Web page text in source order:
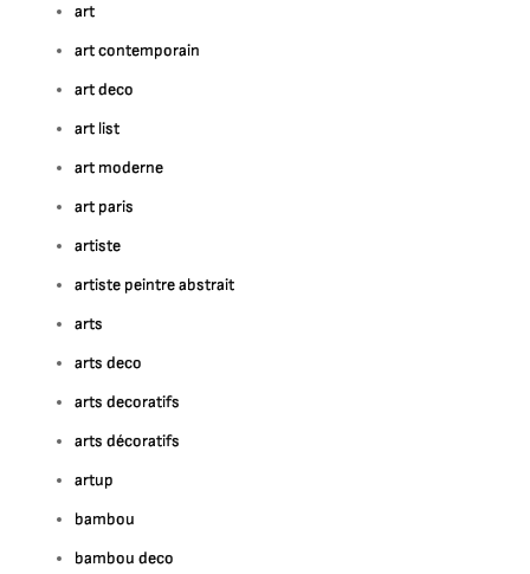
art
art contemporain
art deco
art list
art moderne
art paris
artiste
artiste peintre abstrait
arts
arts deco
arts decoratifs
arts décoratifs
artup
bambou
bambou deco